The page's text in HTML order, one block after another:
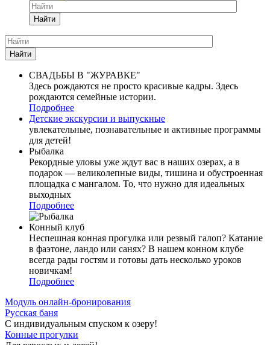
Найти
Найти
СВАДЬБЫ В "ЖУРАВКЕ"
Здесь рождаются не просто красивые кадры. Здесь
рождаются семейные истории.
Подробнее
Детские экскурсии и выпускные
увлекательные, познавательные и активные программы
для детей!
Рыбалка
Рекордные уловы уже ждут вас в наших озерах, а в
подарок — великолепные виды, тишина и обустроенная
площадка с мангалом. То, что нужно для идеальных
выходных
Подробнее
Конный клуб
Неспешная конная прогулка или резвый галоп? Катание
в фаэтоне, ландо или санях? В нашем конном клубе
всегда рады гостям и готовы дать несколько уроков
новичкам!
Подробнее
Модуль онлайн-бронирования
Русская баня
С индивидуальным спуском к озеру!
Конные прогулки